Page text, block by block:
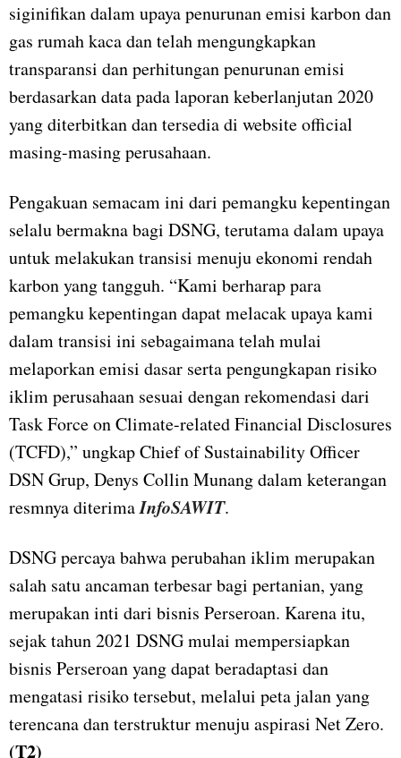
siginifikan dalam upaya penurunan emisi karbon dan
gas rumah kaca dan telah mengungkapkan
transparansi dan perhitungan penurunan emisi
berdasarkan data pada laporan keberlanjutan 2020
yang diterbitkan dan tersedia di website official
masing-masing perusahaan.
Pengakuan semacam ini dari pemangku kepentingan
selalu bermakna bagi DSNG, terutama dalam upaya
untuk melakukan transisi menuju ekonomi rendah
karbon yang tangguh. “Kami berharap para
pemangku kepentingan dapat melacak upaya kami
dalam transisi ini sebagaimana telah mulai
melaporkan emisi dasar serta pengungkapan risiko
iklim perusahaan sesuai dengan rekomendasi dari
Task Force on Climate-related Financial Disclosures
(TCFD),” ungkap Chief of Sustainability Officer
DSN Grup, Denys Collin Munang dalam keterangan
resmnya diterimaInfoSAWIT.
DSNG percaya bahwa perubahan iklim merupakan
salah satu ancaman terbesar bagi pertanian, yang
merupakan inti dari bisnis Perseroan. Karena itu,
sejak tahun 2021 DSNG mulai mempersiapkan
bisnis Perseroan yang dapat beradaptasi dan
mengatasi risiko tersebut, melalui peta jalan yang
terencana dan terstruktur menuju aspirasi Net Zero.
(T2)